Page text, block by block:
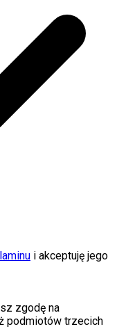
i akceptuję jego
zgodę na
podmiotów trzecich